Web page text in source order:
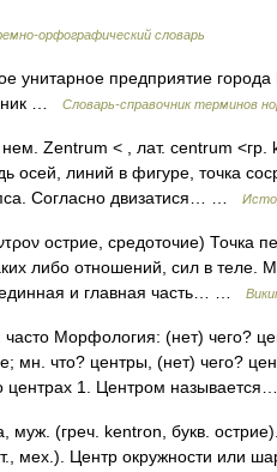
орфографический словарь
унитарное предприятие
…
Словарь-справочник терминов
Zentrum < , лат. centrum <гр.
осей, линий в фигуре, точка
Согласно двизатися… …
острие, средоточие) Точка
либо отношений, сил в теле.
и главная часть… …
Морфология: (нет) чего?
мн. что? центры, (нет) чего?
центрах 1. Центром
(греч. kentron, букв.
мех.). Центр окружности или